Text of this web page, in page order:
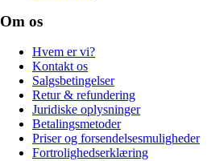
Om os
Hvem er vi?
Kontakt os
Salgsbetingelser
Retur & refundering
Juridiske oplysninger
Betalingsmetoder
Priser og forsendelsesmuligheder
Fortrolighedserklæring